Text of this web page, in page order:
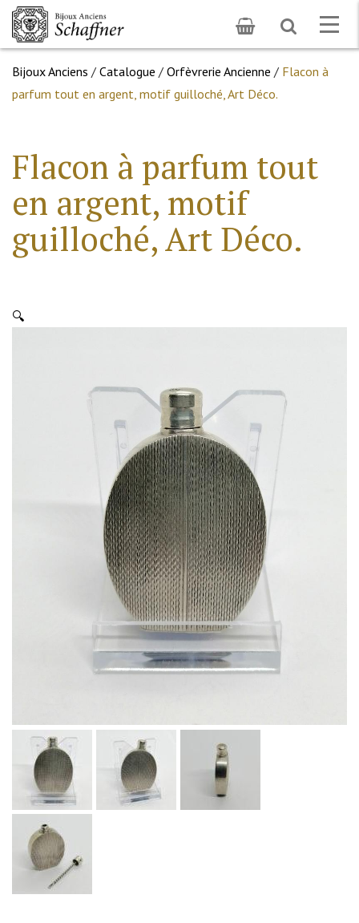
Toggle
search
Bijoux Anciens / Catalogue / Orfèvrerie Ancienne / Flacon à
parfum tout en argent, motif guilloché, Art Déco.
Flacon à parfum tout
en argent, motif
guilloché, Art Déco.
🔍